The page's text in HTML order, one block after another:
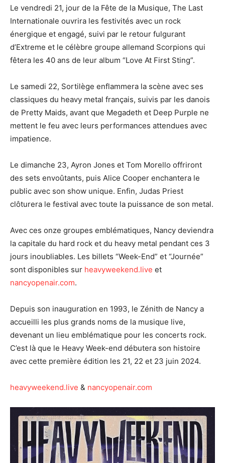
Le vendredi 21, jour de la Fête de la Musique, The Last
Internationale ouvrira les festivités avec un rock
énergique et engagé, suivi par le retour fulgurant
d’Extreme et le célèbre groupe allemand Scorpions qui
fêtera les 40 ans de leur album “Love At First Sting”.
Le samedi 22, Sortilège enflammera la scène avec ses
classiques du heavy metal français, suivis par les danois
de Pretty Maids, avant que Megadeth et Deep Purple ne
mettent le feu avec leurs performances attendues avec
impatience.
Le dimanche 23, Ayron Jones et Tom Morello offriront
des sets envoûtants, puis Alice Cooper enchantera le
public avec son show unique. Enfin, Judas Priest
clôturera le festival avec toute la puissance de son metal.
Avec ces onze groupes emblématiques, Nancy deviendra
la capitale du hard rock et du heavy metal pendant ces 3
jours inoubliables. Les billets “Week-End” et “Journée”
sont disponibles sur heavyweekend.live et
nancyopenair.com.
Depuis son inauguration en 1993, le Zénith de Nancy a
accueilli les plus grands noms de la musique live,
devenant un lieu emblématique pour les concerts rock.
C’est là que le Heavy Week-end débutera son histoire
avec cette première édition les 21, 22 et 23 juin 2024.
heavyweekend.live & nancyopenair.com